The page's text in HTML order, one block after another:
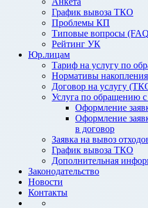
График вывоза ТКО
Проблемы КП
Типовые вопросы
Рейтинг УК
Юр.лицам
Тариф на услугу по
Нормативы
Договор на услугу
Услуга по обращению
Оформление
Оформление
в договор
Заявка на вывоз
График вывоза ТКО
Дополнительная
Законодательство
Новости
Контакты